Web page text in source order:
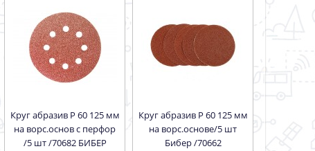
Круг абразив Р 60 125 мм
на ворс.основ с перфор
/5 шт /70682 БИБЕР
Круг абразив Р 60 125 мм
на ворс.основе/5 шт
Бибер /70662